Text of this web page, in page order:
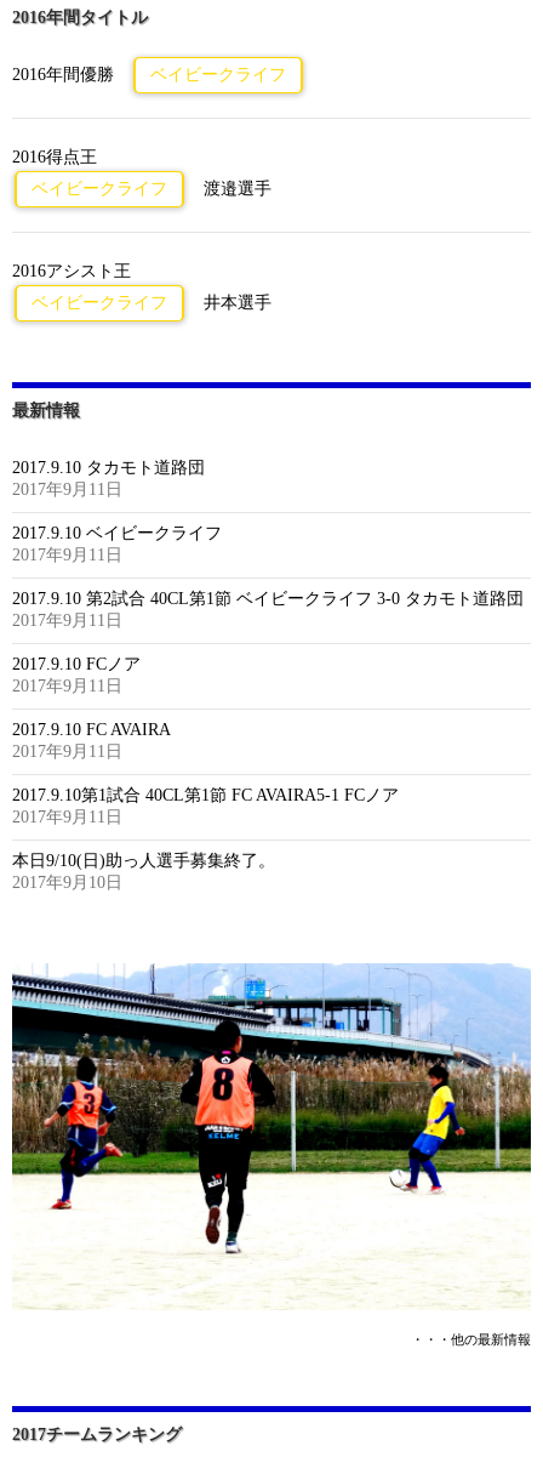
2016年間タイトル
2016年間優勝 ベイビークライフ
2016得点王
ベイビークライフ
渡邉選手
2016アシスト王
ベイビークライフ
井本選手
最新情報
2017.9.10 タカモト道路団
2017年9月11日
2017.9.10 ベイビークライフ
2017年9月11日
2017.9.10 第2試合 40CL第1節 ベイビークライフ 3-0 タカモト道路団
2017年9月11日
2017.9.10 FCノア
2017年9月11日
2017.9.10 FC AVAIRA
2017年9月11日
2017.9.10第1試合 40CL第1節 FC AVAIRA5-1 FCノア
2017年9月11日
本日9/10(日)助っ人選手募集終了。
2017年9月10日
・・・他の最新情報
2017チームランキング